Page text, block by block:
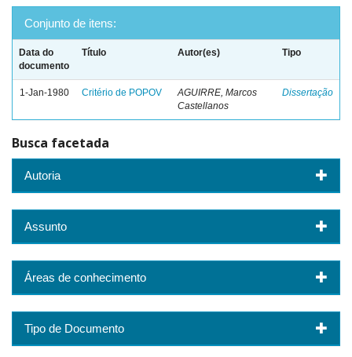
Conjunto de itens:
Data do
documento
Título Autor(es) Tipo
1-Jan-1980 Critério de POPOV
AGUIRRE, Marcos
Castellanos
Dissertação
Busca facetada
Autoria
Assunto
Áreas de conhecimento
Tipo de Documento